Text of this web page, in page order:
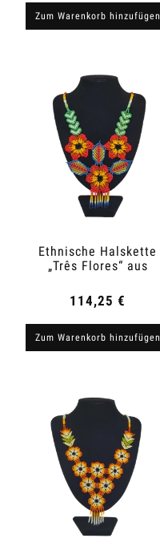
Zum Warenkorb hinzufügen
Ethnische Halskette
„Três Flores“ aus
114,25 €
Zum Warenkorb hinzufügen